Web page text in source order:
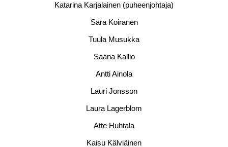
Katarina Karjalainen (puheenjohtaja)
Sara Koiranen
Tuula Musukka
Saana Kallio
Antti Ainola
Lauri Jonsson
Laura Lagerblom
Atte Huhtala
Kaisu Kälviäinen